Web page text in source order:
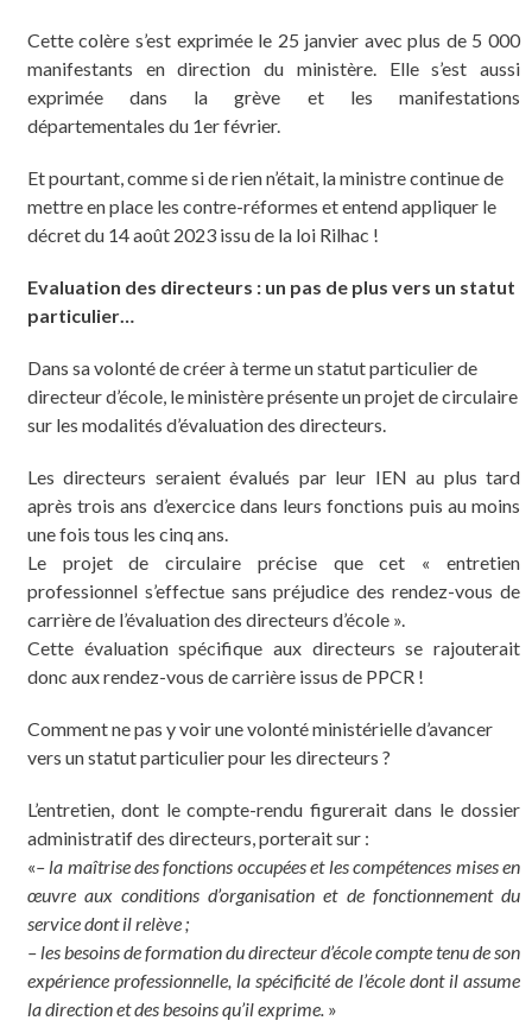
Cette colère s’est exprimée le 25 janvier avec plus de 5 000
manifestants en direction du ministère. Elle s’est aussi
exprimée dans la grève et les manifestations
départementales du 1er février.
Et pourtant, comme si de rien n’était, la ministre continue de
mettre en place les contre-réformes et entend appliquer le
décret du 14 août 2023 issu de la loi Rilhac !
Evaluation des directeurs : un pas de plus vers un statut
particulier…
Dans sa volonté de créer à terme un statut particulier de
directeur d’école, le ministère présente un projet de circulaire
sur les modalités d’évaluation des directeurs.
Les directeurs seraient évalués par leur IEN au plus tard
après trois ans d’exercice dans leurs fonctions puis au moins
une fois tous les cinq ans.
Le projet de circulaire précise que cet « entretien
professionnel s’effectue sans préjudice des rendez-vous de
carrière de l’évaluation des directeurs d’école ».
Cette évaluation spécifique aux directeurs se rajouterait
donc aux rendez-vous de carrière issus de PPCR !
Comment ne pas y voir une volonté ministérielle d’avancer
vers un statut particulier pour les directeurs ?
L’entretien, dont le compte-rendu figurerait dans le dossier
administratif des directeurs, porterait sur :
«– la maîtrise des fonctions occupées et les compétences mises en
œuvre aux conditions d’organisation et de fonctionnement du
service dont il relève ;
– les besoins de formation du directeur d’école compte tenu de son
expérience professionnelle, la spécificité de l’école dont il assume
la direction et des besoins qu’il exprime. »